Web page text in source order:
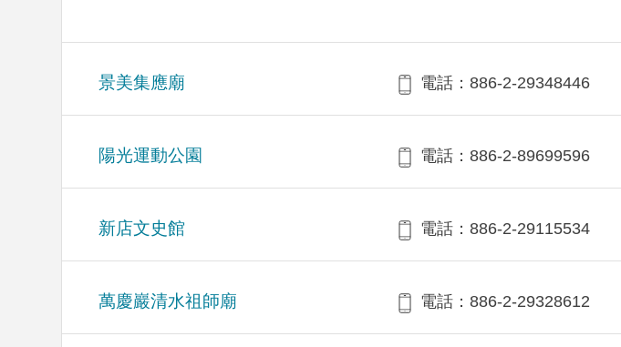
景美集應廟 電話：886-2-29348446
陽光運動公園 電話：886-2-89699596
新店文史館 電話：886-2-29115534
萬慶巖清水祖師廟 電話：886-2-29328612